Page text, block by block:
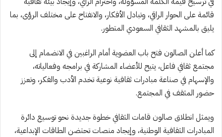
قائمة على الحوار الراقي، وتبادل الأفكار، والانفتاح على مختلف الرؤى، بما
يليق بالمشهد الثقافي السعودي المتطور.
كما أعلن الصالون فتح باب العضوية أمام الراغبين في الانضمام إلى
مجتمع ثقافي فاعل، يتيح للأعضاء المشاركة في برامجه وفعالياته،
والإسهام في صناعة مبادرات ثقافية نوعية تخدم الأدب والفكر، وتعزز
حضور المثقف في المجتمع.
ويمثل انطلاق صالون قامات الثقافي خطوة جديدة نحو توسيع دائرة
المبادرات الثقافية الوطنية، وإيجاد منصات تحتضن الطاقات الإبداعية،